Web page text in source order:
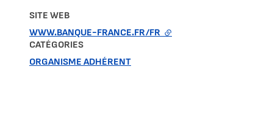
CATÉGORIES
ORGANISME ADHÉRENT
SITE WEB
WWW.BANQUE-FRANCE.FR/FR - LIEN EXTERNE